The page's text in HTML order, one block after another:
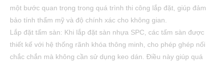
một bước quan trọng trong quá trình thi công lắp đặt, giúp đảm
bảo tính thẩm mỹ và độ chính xác cho không gian.
Lắp đặt tấm sàn: Khi lắp đặt sàn nhựa SPC, các tấm sàn được
thiết kế với hệ thống rãnh khóa thông minh, cho phép ghép nối
chắc chắn mà không cần sử dụng keo dán. Điều này giúp quá